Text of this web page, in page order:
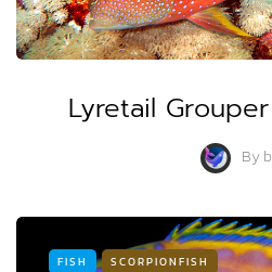
Lyretail Grouper
By
FISH SCORPIONFISH